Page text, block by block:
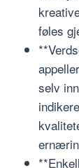
føles
selv